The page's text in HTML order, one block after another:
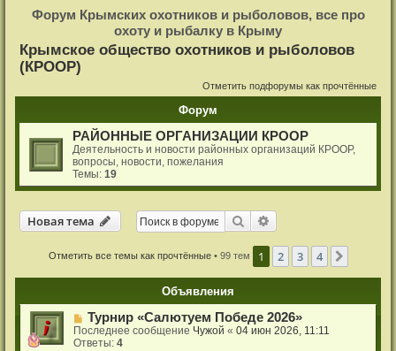
с
т
р
а
и
Форум Крымских охотников и рыболовов, все про
охоту и рыбалку в Крыму
Крымское общество охотников и рыболовов
(КРООР)
Отметить подфорумы как прочтённые
Форум
РАЙОННЫЕ ОРГАНИЗАЦИИ КРООР
Деятельность и новости районных организаций КРООР,
вопросы, новости, пожелания
Темы:19
Новая тема
Новаятема Поиск
Отметить все темы как прочтённые• 99 тем 1 2 3 4
Объявления
Турнир «Салютуем Победе 2026»
Последнее сообщение Чужой «04 июн 2026, 11:11
Ответы:4